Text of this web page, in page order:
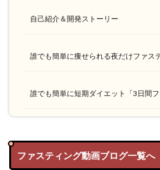
自己紹介＆開発ストーリー
誰でも簡単に痩せられる夜だけファス
誰でも簡単に短期ダイエット「3日間フ
ファスティング動画ブログ一覧へ